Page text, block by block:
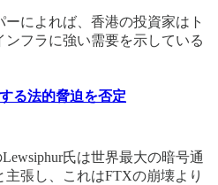
ーによれば、香港の投資家はト
ンフラに強い需要を示している
る法的脅迫を否定
氏は世界最大の暗号通
張し、これはFTXの崩壊より